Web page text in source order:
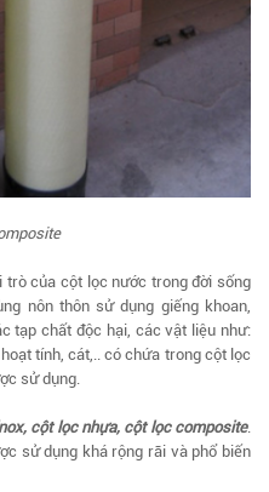
của cột lọc nước trong đời sống
nôn thôn sử dụng giếng khoan,
tạp chất độc hại, các vật liệu như:
tính, cát,.. có chứa trong cột lọc
sử dụng.
cột lọc nhựa, cột lọc composite.
sử dụng khá rộng rãi và phổ biến